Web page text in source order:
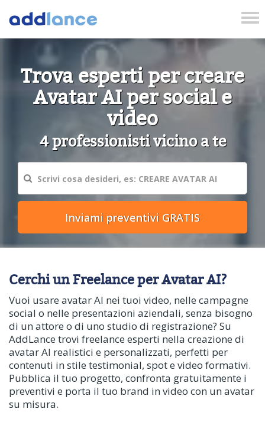
Trova esperti per creare
Avatar AI per social e
video
4 professionisti vicino a te
Cerchi un Freelance per Avatar AI?
Vuoi usare avatar AI nei tuoi video, nelle campagne
social o nelle presentazioni aziendali, senza bisogno
di un attore o di uno studio di registrazione? Su
AddLance trovi freelance esperti nella creazione di
avatar AI realistici e personalizzati, perfetti per
contenuti in stile testimonial, spot e video formativi.
Pubblica il tuo progetto, confronta gratuitamente i
preventivi e porta il tuo brand in video con un avatar
su misura.